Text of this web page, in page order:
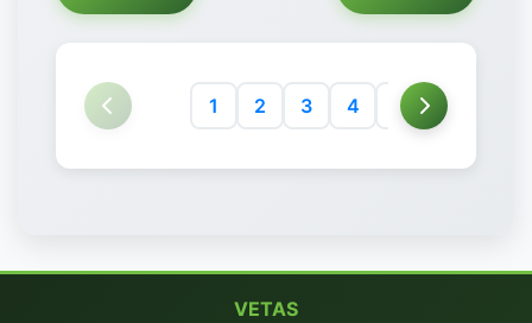
1 2 3 4 5 6
VETAS